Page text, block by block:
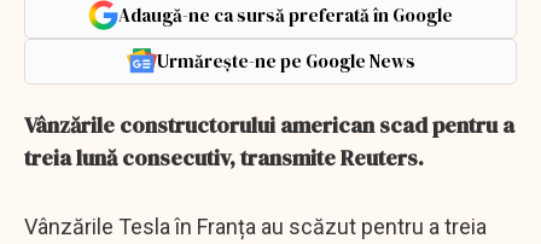
Adaugă-ne ca sursă preferată în Google
Urmărește-ne pe Google News
Vânzările constructorului american scad pentru a
treia lună consecutiv, transmite Reuters.
Vânzările Tesla în Franța au scăzut pentru a treia